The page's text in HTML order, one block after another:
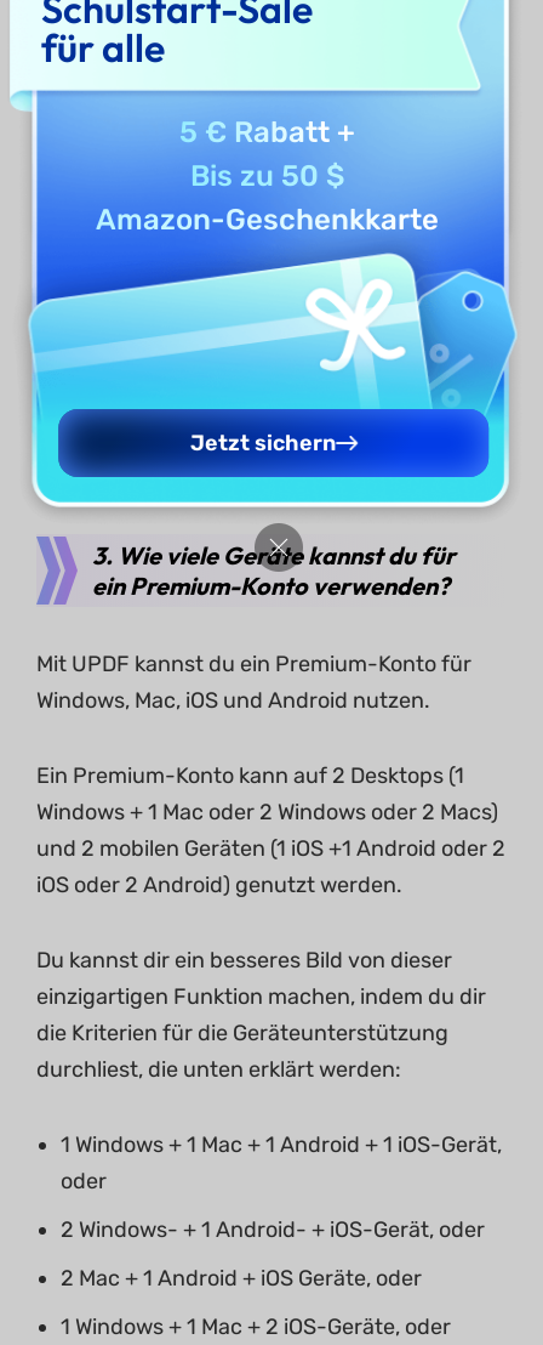
Wählen Sie eine Zahlungsmethode und
schließen Sie Ihre Transaktion ab.
Laden Sie das UPDF auf Ihren Windows-
Computer herunter und melden Sie sich mit
derselben E-Mail-Adresse an, um Ihre
3. Wie viele Geräte kannst du für
ein Premium-Konto verwenden?
Mit UPDF kannst du ein Premium-Konto für
Windows, Mac, iOS und Android nutzen.
Ein Premium-Konto kann auf 2 Desktops (1
Windows + 1 Mac oder 2 Windows oder 2 Macs)
und 2 mobilen Geräten (1 iOS +1 Android oder 2
iOS oder 2 Android) genutzt werden.
Du kannst dir ein besseres Bild von dieser
einzigartigen Funktion machen, indem du dir
die Kriterien für die Geräteunterstützung
durchliest, die unten erklärt werden:
1 Windows + 1 Mac + 1 Android + 1 iOS-Gerät,
oder
2 Windows- + 1 Android- + iOS-Gerät, oder
2 Mac + 1 Android + iOS Geräte, oder
1 Windows + 1 Mac + 2 iOS-Geräte, oder
für alle
5 € Rabatt+
Bis zu 50 $
Amazon-Geschenkkarte
Jetzt sichern